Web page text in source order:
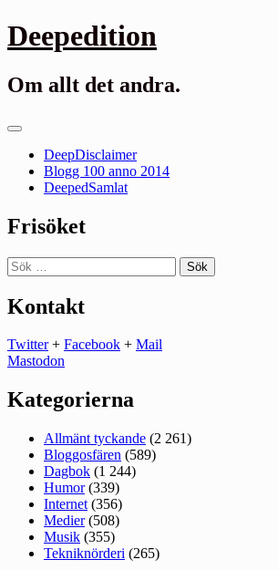
Gå
till
Deepedition
Om allt det andra.
Primär
DeepDisclaimer
Blogg 100 anno 2014
DeepedSamlat
Frisöket
Sök
efter:
Kontakt
Twitter+ Facebook + Mail
Mastodon
Kategorierna
Allmänt tyckande (2 261)
Bloggosfären (589)
Dagbok (1 244)
Humor(339)
Internet (356)
Medier(508)
Musik (355)
Tekniknörderi (265)